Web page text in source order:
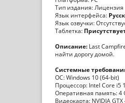
Тип издания: Лицензия
Язык интерфейса:
Язык озвучки:
Таблетка:
Описание: Last
найти дорогу домой.
Системные
ОС: Windows 10 (64-bit)
Процессор: Intel Core i5
Оперативная память: 4
Видеокарта: NVIDIA